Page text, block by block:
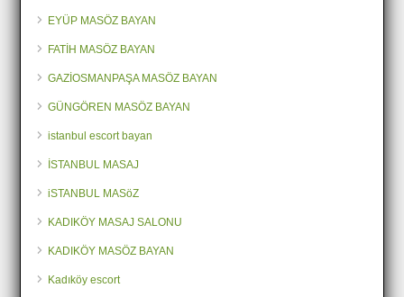
EYÜP MASÖZ BAYAN
FATİH MASÖZ BAYAN
GAZİOSMANPAŞA MASÖZ BAYAN
GÜNGÖREN MASÖZ BAYAN
istanbul escort bayan
İSTANBUL MASAJ
iSTANBUL MASöZ
KADIKÖY MASAJ SALONU
KADIKÖY MASÖZ BAYAN
Kadıköy escort